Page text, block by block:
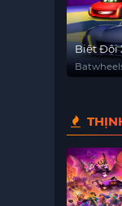
Biệt Đội
Băng